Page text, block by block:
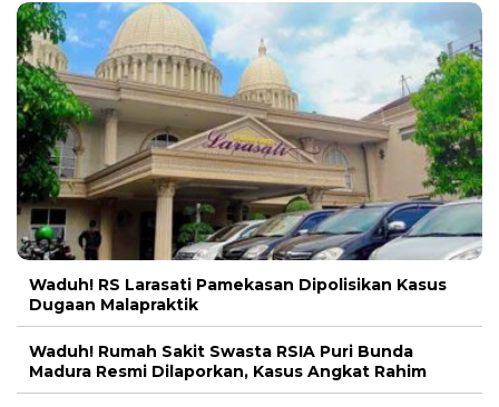
Waduh! RS Larasati Pamekasan Dipolisikan Kasus
Dugaan Malapraktik
Waduh! Rumah Sakit Swasta RSIA Puri Bunda
Madura Resmi Dilaporkan, Kasus Angkat Rahim